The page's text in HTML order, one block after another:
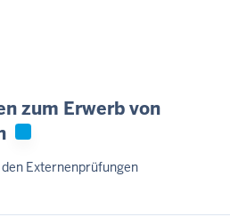
zum Erwerb von
Externenprüfungen